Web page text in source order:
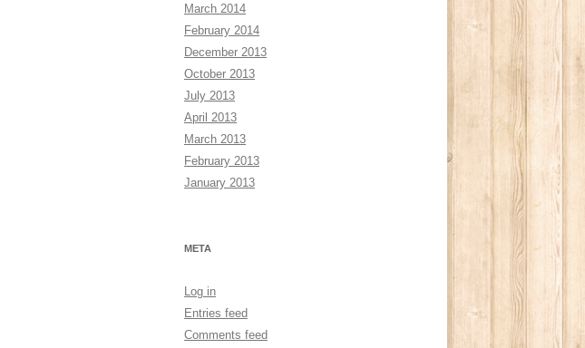
March 2014
February 2014
December 2013
October 2013
July 2013
April 2013
March 2013
February 2013
January 2013
META
Log in
Entries feed
Comments feed